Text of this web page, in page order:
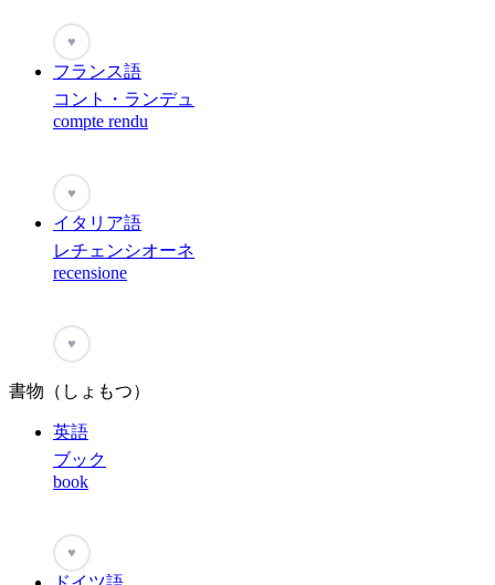
♥
フランス語
コント・ランデュ
compte rendu
♥
イタリア語
レチェンシオーネ
recensione
♥
書物（しょもつ）
英語
ブック
book
♥